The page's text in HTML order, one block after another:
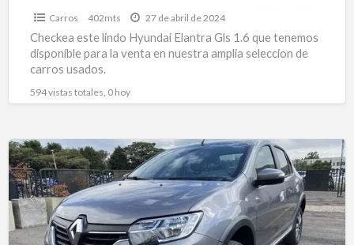
Carros 402mts 27 de abril de 2024
Checkea este lindo Hyundai Elantra Gls 1.6 que tenemos
disponible para la venta en nuestra amplia seleccion de
carros usados.
594 vistas totales, 0 hoy
Renault
Logan
Privilege
/
Intens